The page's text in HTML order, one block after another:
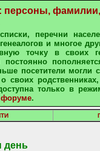
персоны, фамилии,
перечни
и многое
точку в своих
посетители могли
своих
только в
форуме.
день